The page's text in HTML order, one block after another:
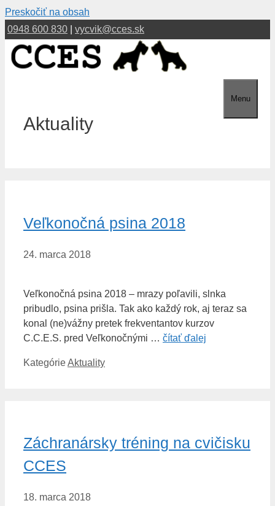
Preskočiť na obsah
0948 600 830
vycvik@cces.sk
Menu
Aktuality
Veľkonočná psina 2018
24. marca 2018
Veľkonočná psina 2018 – mrazy poľavili, slnka
pribudlo, psina prišla. Tak ako každý rok, aj teraz sa
konal (ne)vážny pretek frekventantov kurzov
C.C.E.S. pred Veľkonočnými … čítať ďalej
KategórieAktuality
Záchranársky tréning na cvičisku
CCES
18. marca 2018